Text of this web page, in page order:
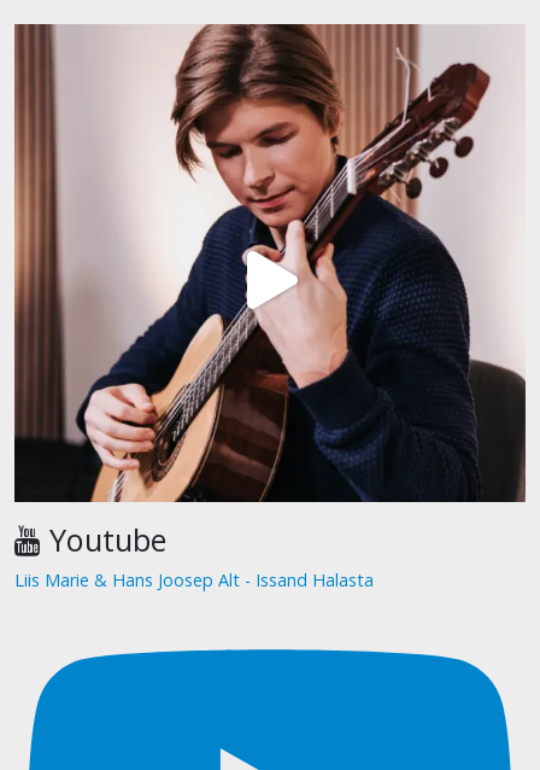
Youtube
Liis Marie & Hans Joosep Alt - Issand Halasta